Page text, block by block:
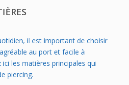
il est important de choisir
au port et facile à
les matières principales qui
piercing.